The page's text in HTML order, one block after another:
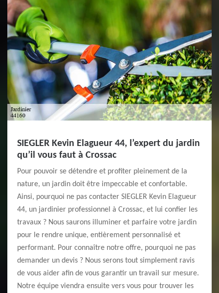
SIEGLER Kevin Elagueur 44, l’expert du jardin
qu’il vous faut à Crossac
Pour pouvoir se détendre et profiter pleinement de la
nature, un jardin doit être impeccable et confortable.
Ainsi, pourquoi ne pas contacter SIEGLER Kevin Elagueur
44, un jardinier professionnel à Crossac, et lui confier les
travaux ? Nous saurons illuminer et parfaire votre jardin
pour le rendre unique, entièrement personnalisé et
performant. Pour connaître notre offre, pourquoi ne pas
demander un devis ? Nous serons tout simplement ravis
de vous aider afin de vous garantir un travail sur mesure.
Notre équipe viendra ensuite vers vous pour trouver les